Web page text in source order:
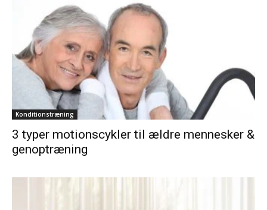
Konditionstræning
3 typer motionscykler til ældre mennesker &
genoptræning